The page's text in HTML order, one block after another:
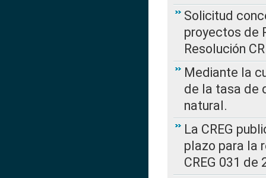
Solicitud
proyectos de
Resolución
Mediante la
de la tasa de
natural.
La CREG
plazo para la
CREG 031 de